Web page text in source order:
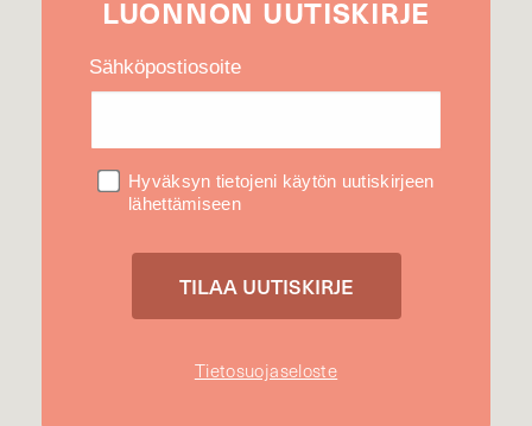
LUONNON UUTIS­KIRJE
Sähköpostiosoite
Hyväksyn tietojeni käytön uutiskirjeen
lähettämiseen
Tietosuojaseloste